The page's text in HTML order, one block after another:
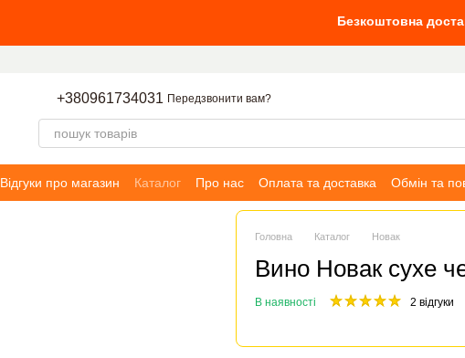
Безкоштовна доставка
+380961734031 Передзвонити вам?
Відгуки про магазин Каталог Про нас Оплата та доставка Обмін та
Головна Каталог Новак
Вино Новак сухе
В наявності 2 відгуки